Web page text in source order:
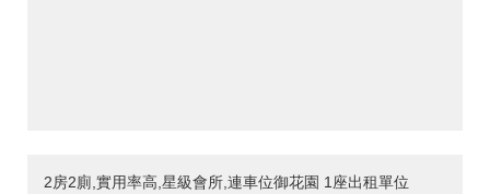
2房2廁,實用率高,星級會所,連車位御花園 1座出租單位